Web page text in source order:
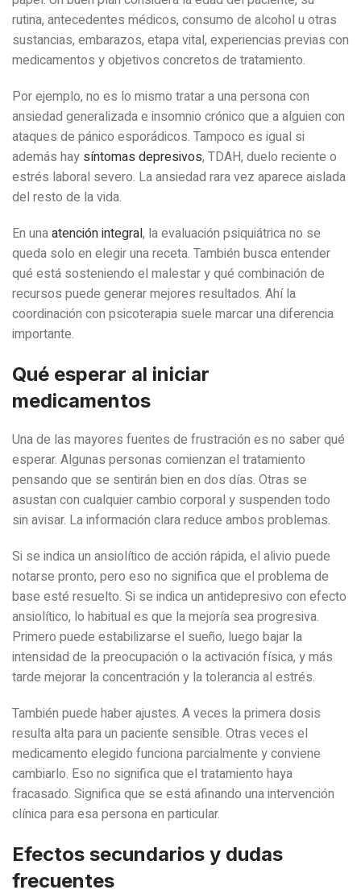
rutina, antecedentes médicos, consumo de alcohol u otras
sustancias, embarazos, etapa vital, experiencias previas con
medicamentos y objetivos concretos de tratamiento.
Por ejemplo, no es lo mismo tratar a una persona con
ansiedad generalizada e insomnio crónico que a alguien con
ataques de pánico esporádicos. Tampoco es igual si
además hay síntomas depresivos, TDAH, duelo reciente o
estrés laboral severo. La ansiedad rara vez aparece aislada
del resto de la vida.
En unaatención integral, la evaluación psiquiátrica no se
queda solo en elegir una receta. También busca entender
qué está sosteniendo el malestar y qué combinación de
recursos puede generar mejores resultados. Ahí la
coordinación con psicoterapia suele marcar una diferencia
importante.
Qué esperar al iniciar
medicamentos
Una de las mayores fuentes de frustración es no saber qué
esperar. Algunas personas comienzan el tratamiento
pensando que se sentirán bien en dos días. Otras se
asustan con cualquier cambio corporal y suspenden todo
sin avisar. La información clara reduce ambos problemas.
Si se indica un ansiolítico de acción rápida, el alivio puede
notarse pronto, pero eso no significa que el problema de
base esté resuelto. Si se indica un antidepresivo con efecto
ansiolítico, lo habitual es que la mejoría sea progresiva.
Primero puede estabilizarse el sueño, luego bajar la
intensidad de la preocupación o la activación física, y más
tarde mejorar la concentración y la tolerancia al estrés.
También puede haber ajustes. A veces la primera dosis
resulta alta para un paciente sensible. Otras veces el
medicamento elegido funciona parcialmente y conviene
cambiarlo. Eso no significa que el tratamiento haya
fracasado. Significa que se está afinando una intervención
clínica para esa persona en particular.
Efectos secundarios y dudas
frecuentes